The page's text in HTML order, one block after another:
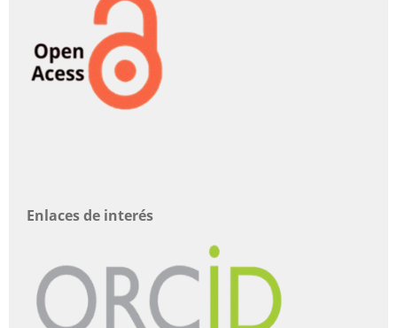
Enlaces de interés